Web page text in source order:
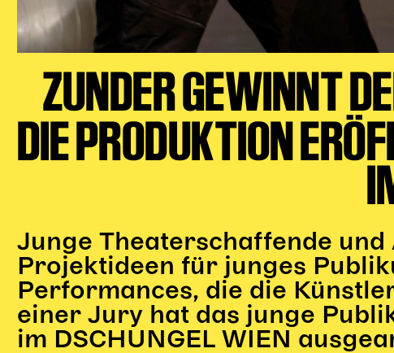
ZUNDER GEWINNT
DIE PRODUKTION
Junge Theaterschaffende
Projektideen für junges
Performances, die die
einer Jury hat das junge
im DSCHUNGEL WIEN